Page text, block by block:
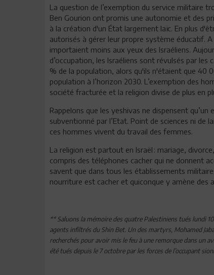
La question de l’exemption du service militaire
Ben Gourion ont promis une autonomie et des
à la création d'un État largement laïc. En plus
autorisés à gérer leur propre système éducatif.
importaient moins aux yeux des Israéliens.
d’occupation, les Israéliens sont révulsés par
% de la population, alors qu'ils n'étaient que 40
population à l’horizon 2030. L’exemption des
société fracturée et la religion divise de plus en
Rappelons que les yeshivas ne dispensent
subventionné par l’Etat. Point de sciences ni de
ces hommes vivent du travail des femmes.
La religion est partout en Israël : mariage,
compris des téléphones cacher qui ne donnent
savent que dans tous les établissements
nourriture est cacher et quiconque y amène des
** Saluons la mémoire des quatre Palestiniens tués lundi
agents infiltrés du Shin Bet. Un des martyrs, Mohamed
recherchés pour avoir mis le feu à une remorque dans un
été tués depuis le 7 octobre par les forces de l’occupant